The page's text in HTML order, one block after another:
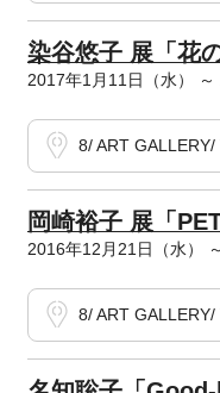
染谷悠子 展「花
2017年1月11日（水） ～
8/ ART
岡崎裕子 展「
2016年12月21日（水）
8/ ART